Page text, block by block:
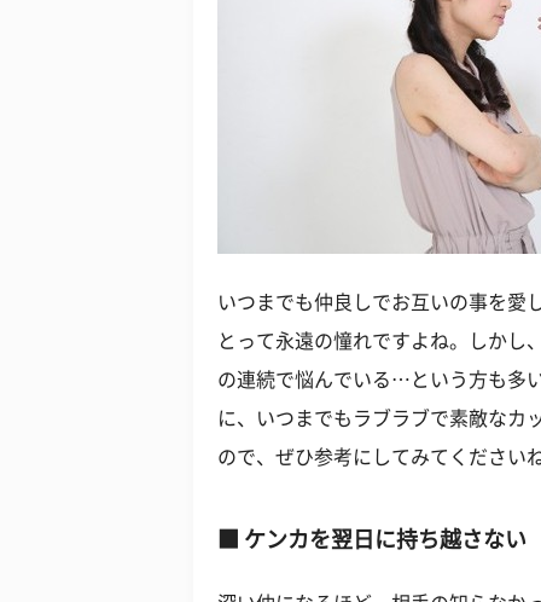
いつまでも仲良しでお互いの事を愛
とって永遠の憧れですよね。しかし
の連続で悩んでいる…という方も多
に、いつまでもラブラブで素敵なカ
ので、ぜひ参考にしてみてください
■ ケンカを翌日に持ち越さない